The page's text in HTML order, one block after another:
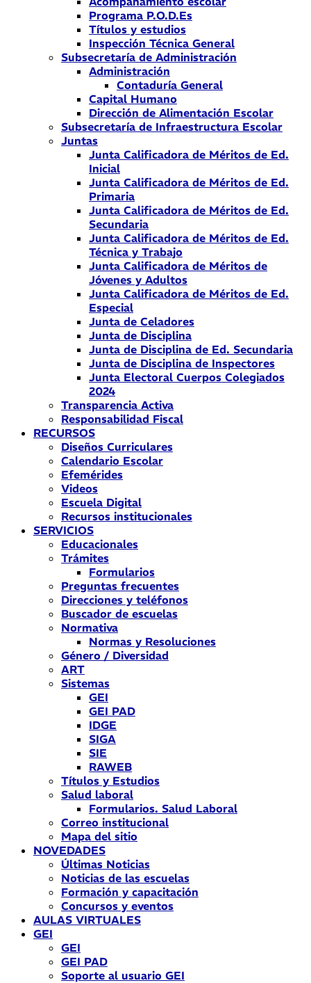
Programa P.O.D.Es
Títulos y estudios
Inspección Técnica General
Subsecretaría de Administración
Administración
Contaduría General
Capital Humano
Dirección de Alimentación Escolar
Subsecretaría de Infraestructura Escolar
Juntas
Junta Calificadora de Méritos de Ed.
Inicial
Junta Calificadora de Méritos de Ed.
Primaria
Junta Calificadora de Méritos de Ed.
Secundaria
Junta Calificadora de Méritos de Ed.
Técnica y Trabajo
Junta Calificadora de Méritos de
Jóvenes y Adultos
Junta Calificadora de Méritos de Ed.
Especial
Junta de Celadores
Junta de Disciplina
Junta de Disciplina de Ed. Secundaria
Junta de Disciplina de Inspectores
Junta Electoral Cuerpos Colegiados
2024
Transparencia Activa
Responsabilidad Fiscal
RECURSOS
Diseños Curriculares
Calendario Escolar
Efemérides
Videos
Escuela Digital
Recursos institucionales
SERVICIOS
Educacionales
Trámites
Formularios
Preguntas frecuentes
Direcciones y teléfonos
Buscador de escuelas
Normativa
Normas y Resoluciones
Género / Diversidad
ART
Sistemas
GEI
GEI PAD
IDGE
SIGA
SIE
RAWEB
Títulos y Estudios
Salud laboral
Formularios. Salud Laboral
Correo institucional
Mapa del sitio
NOVEDADES
Últimas Noticias
Noticias de las escuelas
Formación y capacitación
Concursos y eventos
AULAS VIRTUALES
GEI
GEI
GEI PAD
Soporte al usuario GEI